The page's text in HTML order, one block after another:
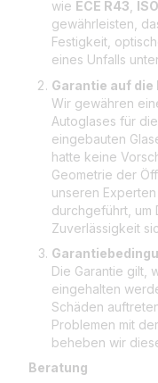
wie ECE R43
gewährleisten,
Festigkeit,
eines Unfalls
Garantie auf die
Wir gewähren
Autoglases für
eingebauten
hatte keine
Geometrie der
unseren
durchgeführt, um
Zuverlässigkeit
Die Garantie gilt,
eingehalten
Schäden
Problemen mit
beheben wir
Beratung